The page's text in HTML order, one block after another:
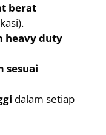
berat
heavy duty
sesuai
dalam setiap